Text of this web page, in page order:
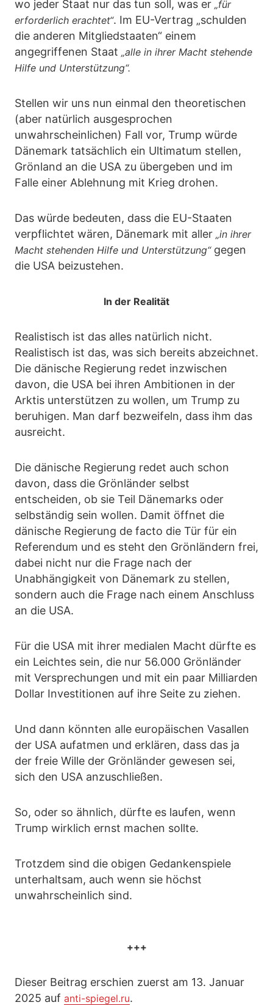
wo jeder Staat nur das tun soll, was er „für
erforderlich erachtet“. Im EU-Vertrag „schulden
die anderen Mitgliedstaaten“ einem
angegriffenen Staat „alle in ihrer Macht stehende
Hilfe und Unterstützung“.
Stellen wir uns nun einmal den theoretischen
(aber natürlich ausgesprochen
unwahrscheinlichen) Fall vor, Trump würde
Dänemark tatsächlich ein Ultimatum stellen,
Grönland an die USA zu übergeben und im
Falle einer Ablehnung mit Krieg drohen.
Das würde bedeuten, dass die EU-Staaten
verpflichtet wären, Dänemark mit aller „in ihrer
Macht stehenden Hilfe und Unterstützung“gegen
die USA beizustehen.
In der Realität
Realistisch ist das alles natürlich nicht.
Realistisch ist das, was sich bereits abzeichnet.
Die dänische Regierung redet inzwischen
davon, die USA bei ihren Ambitionen in der
Arktis unterstützen zu wollen, um Trump zu
beruhigen. Man darf bezweifeln, dass ihm das
ausreicht.
Die dänische Regierung redet auch schon
davon, dass die Grönländer selbst
entscheiden, ob sie Teil Dänemarks oder
selbständig sein wollen. Damit öffnet die
dänische Regierung de facto die Tür für ein
Referendum und es steht den Grönländern frei,
dabei nicht nur die Frage nach der
Unabhängigkeit von Dänemark zu stellen,
sondern auch die Frage nach einem Anschluss
an die USA.
Für die USA mit ihrer medialen Macht dürfte es
ein Leichtes sein, die nur 56.000 Grönländer
mit Versprechungen und mit ein paar Milliarden
Dollar Investitionen auf ihre Seite zu ziehen.
Und dann könnten alle europäischen Vasallen
der USA aufatmen und erklären, dass das ja
der freie Wille der Grönländer gewesen sei,
sich den USA anzuschließen.
So, oder so ähnlich, dürfte es laufen, wenn
Trump wirklich ernst machen sollte.
Trotzdem sind die obigen Gedankenspiele
unterhaltsam, auch wenn sie höchst
unwahrscheinlich sind.
+++
Dieser Beitrag erschien zuerst am 13. Januar
2025 auf anti-spiegel.ru.